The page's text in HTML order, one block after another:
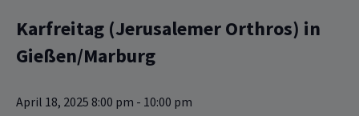
Karfreitag (Jerusalemer Orthros) in
Gießen/Marburg‎
April 18, 2025 8:00 pm - 10:00 pm